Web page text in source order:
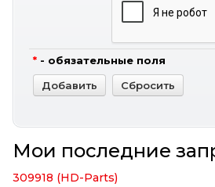
* - обязательные поля
Мои последние
309918 (HD-Parts)